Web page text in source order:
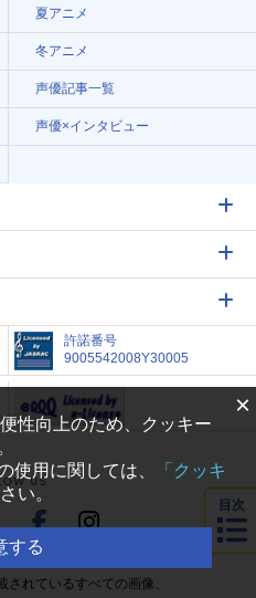
夏アニメ
冬アニメ
声優記事一覧
声優×インタビュー
許諾番号
9005542008Y30005
US
れているすべての画像、
目次
×
性向上のため、クッキー
使用に関しては、
「クッキ
い。
する